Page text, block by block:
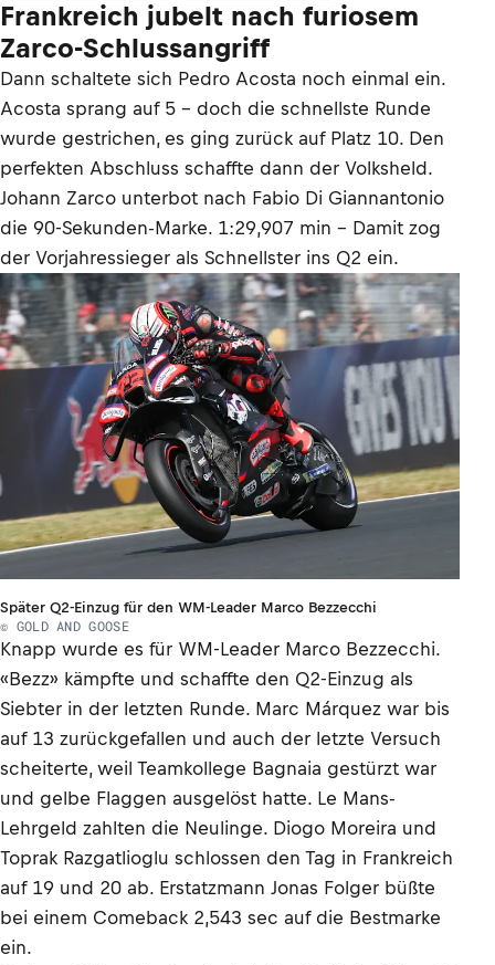
Frankreich jubelt nach furiosem
Zarco-Schlussangriff
Dann schaltete sich Pedro Acosta noch einmal ein.
Acosta sprang auf 5 – doch die schnellste Runde
wurde gestrichen, es ging zurück auf Platz 10. Den
perfekten Abschluss schaffte dann der Volksheld.
Johann Zarco unterbot nach Fabio Di Giannantonio
die 90-Sekunden-Marke. 1:29,907 min – Damit zog
der Vorjahressieger als Schnellster ins Q2 ein.
Später Q2-Einzug für den WM-Leader Marco Bezzecchi
© GOLD AND GOOSE
Knapp wurde es für WM-Leader Marco Bezzecchi.
«Bezz» kämpfte und schaffte den Q2-Einzug als
Siebter in der letzten Runde. Marc Márquez war bis
auf 13 zurückgefallen und auch der letzte Versuch
scheiterte, weil Teamkollege Bagnaia gestürzt war
und gelbe Flaggen ausgelöst hatte. Le Mans-
Lehrgeld zahlten die Neulinge. Diogo Moreira und
Toprak Razgatlioglu schlossen den Tag in Frankreich
auf 19 und 20 ab. Erstatzmann Jonas Folger büßte
bei einem Comeback 2,543 sec auf die Bestmarke
ein.